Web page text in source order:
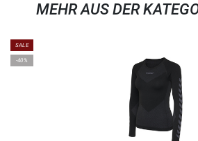
MEHR AUS DER
SALE
-40%